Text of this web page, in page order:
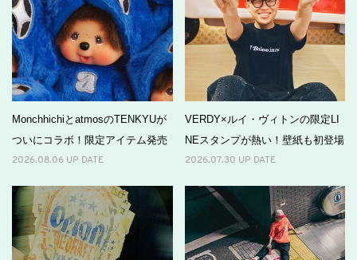
MonchhichiとatmosのTENKYUが
ついにコラボ！限定アイテム発売
2026.08.06 UP DATE
VERDY×ルイ・ヴィトンの限定LI
NEスタンプが熱い！壁紙も初登場
2026.07.30 UP DATE